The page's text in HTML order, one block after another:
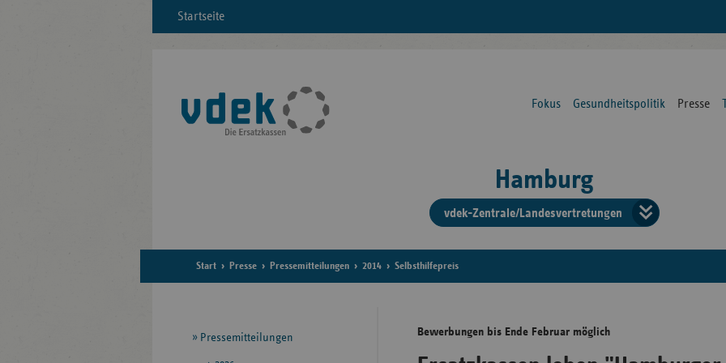
Startseite
Fokus Gesundheitspolitik Presse
Hamburg
vdek-Zentrale/Landesvertretungen
der
Start Presse Pressemitteilungen 2014 Selbsthilfepreis
Bewerbungen bis Ende Februar möglich
Seitennavigation
Pressemitteilungen